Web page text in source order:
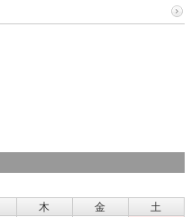
木 金
土